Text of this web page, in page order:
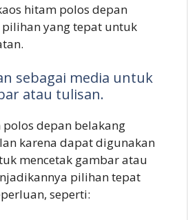
hitam polos depan
yang tepat untuk
sebagai media untuk
atau tulisan.
polos depan belakang
karena dapat digunakan
mencetak gambar atau
pilihan tepat
seperti: